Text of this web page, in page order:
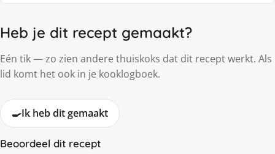
Heb je dit recept gemaakt?
Eén tik — zo zien andere thuiskoks dat dit recept werkt. Als
lid komt het ook in je kooklogboek.
🍳Ik heb dit gemaakt
Beoordeel dit recept